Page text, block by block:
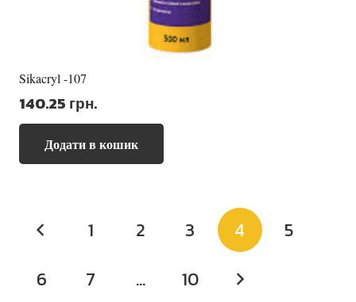
Sikacryl -107
140.25 грн.
Додати в кошик
Пагінація
записів
1 2 3 4
5
6
7 … 10